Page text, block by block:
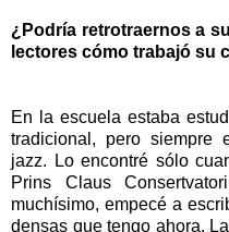
¿Podría retrotraernos a
lectores cómo trabajó su
En la escuela estaba
tradicional, pero siempre
jazz. Lo encontré sólo
Prins Claus
muchísimo, empecé a
densas que tengo ahora.